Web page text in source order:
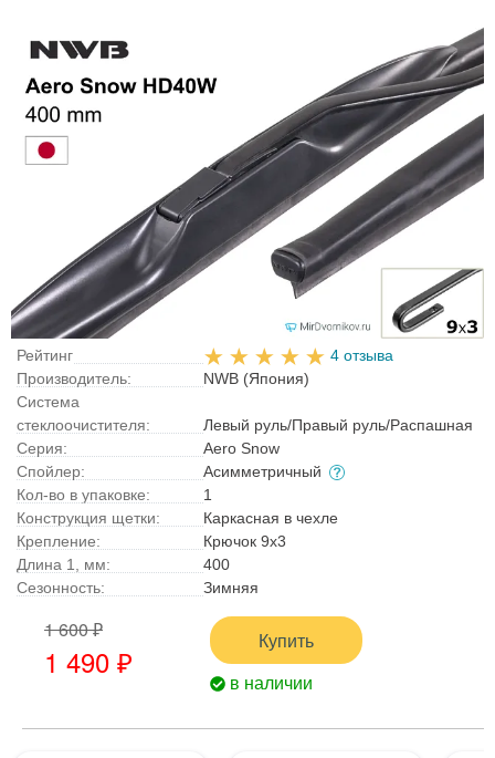
Рейтинг
4 отзыва
Производитель:
NWB (Япония)
Система
стеклоочистителя:
Левый руль/Правый руль/Распашная
Серия:
Aero Snow
Спойлер:
Асимметричный
Кол-во в упаковке:
1
Конструкция щетки:
Каркасная в чехле
Крепление:
Крючок 9x3
Длина 1, мм:
400
Сезонность:
Зимняя
1 600 ₽
1 490 ₽
Купить
в наличии